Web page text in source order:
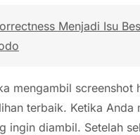
Menjadi Isu
mengambil
terbaik. Ketika
ingin diambil. Setelah